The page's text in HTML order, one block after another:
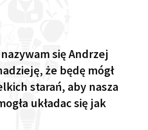
się Andrzej
że będę mógł
starań, aby nasza
układac się jak